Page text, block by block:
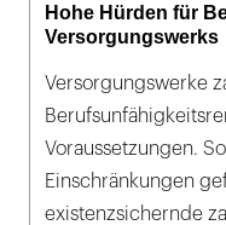
Hohe Hürden für
Versorgungswerks
Versorgungswerke
Voraussetzungen.
Einschränkungen
existenzsichernde